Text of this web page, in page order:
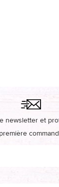
newsletter et
première